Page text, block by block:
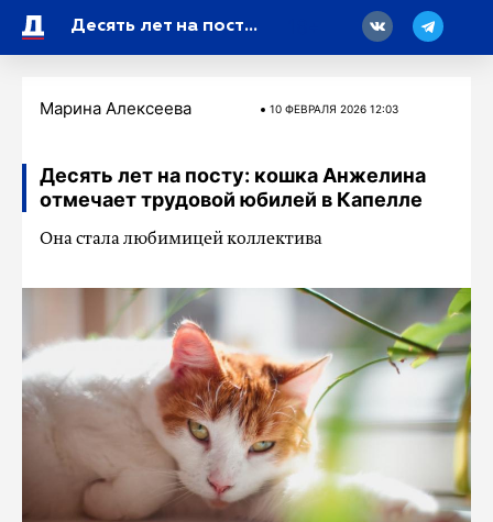
Десять лет на посту: кошка Анжелина отмечает трудовой юбилей в Капелле
Марина Алексеева 10 ФЕВРАЛЯ 2026 12:03
Десять лет на посту: кошка Анжелина
отмечает трудовой юбилей в Капелле
Она стала любимицей коллектива